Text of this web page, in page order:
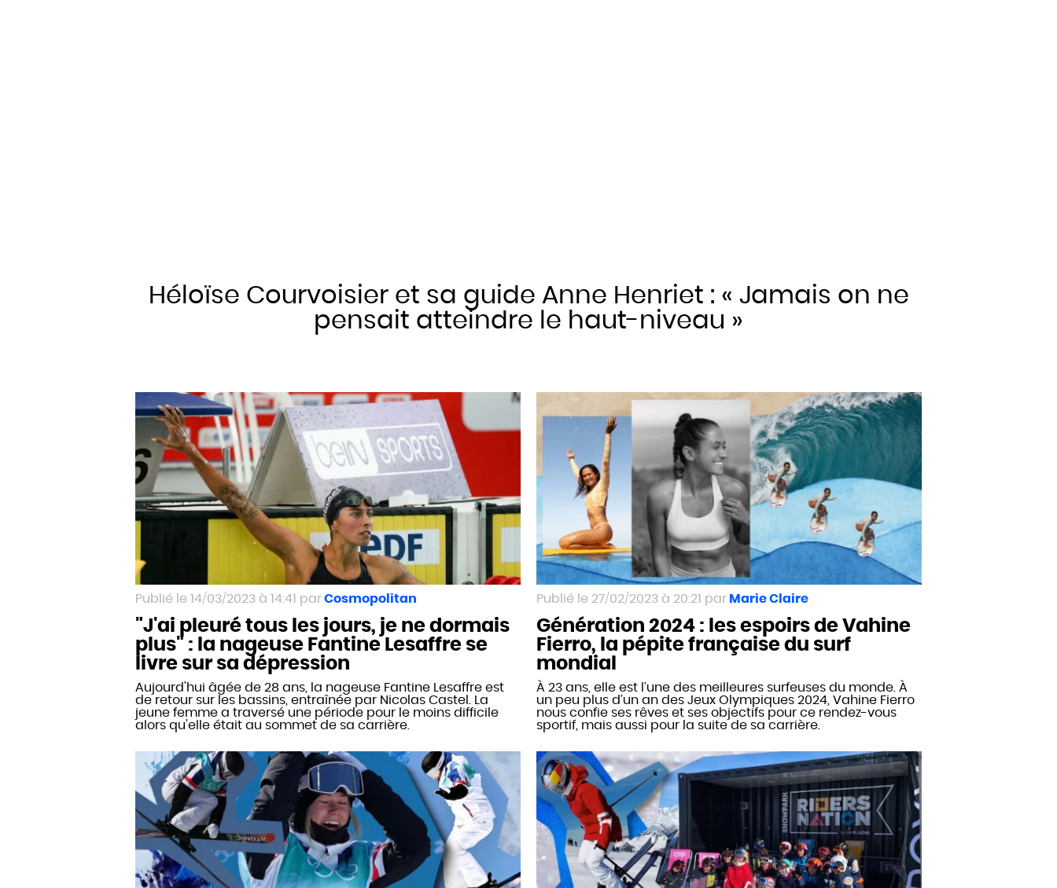
Héloïse Courvoisier et sa guide Anne Henriet : « Jamais on ne
pensait atteindre le haut-niveau »
14/03/2023 à 14:41 Cosmopolitan
"J'ai pleuré tous les jours, je ne dormais
plus" : la nageuse Fantine Lesaffre se
livre sur sa dépression
Aujourd'hui âgée de 28 ans, la nageuse Fantine Lesaffre est
de retour sur les bassins, entraînée par Nicolas Castel. La
jeune femme a traversé une période pour le moins difficile
alors qu'elle était au sommet de sa carrière.
27/02/2023 à 20:21 Marie Claire
Génération 2024 : les espoirs de Vahine
Fierro, la pépite française du surf
mondial
À 23 ans, elle est l’une des meilleures surfeuses du monde. À
un peu plus d’un an des Jeux Olympiques 2024, Vahine Fierro
nous confie ses rêves et ses objectifs pour ce rendez-vous
sportif, mais aussi pour la suite de sa carrière.